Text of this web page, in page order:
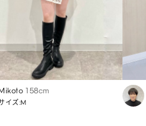
158cm
イズ:M